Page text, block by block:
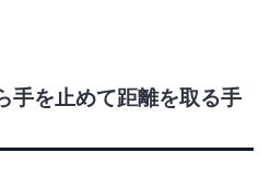
手を止めて距離を取る手